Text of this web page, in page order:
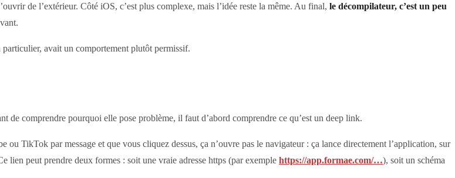
de l’extérieur. Côté iOS, c’est plus complexe, mais l’idée reste la même. Au final, le décompilateur, c’est un peu
particulier, avait un comportement plutôt permissif.
de comprendre pourquoi elle pose problème, il faut d’abord comprendre ce qu’est un deep link.
TikTok par message et que vous cliquez dessus, ça n’ouvre pas le navigateur : ça lance directement l’application, sur
lien peut prendre deux formes : soit une vraie adresse https (par exemple https://app.formae.com/…), soit un schéma